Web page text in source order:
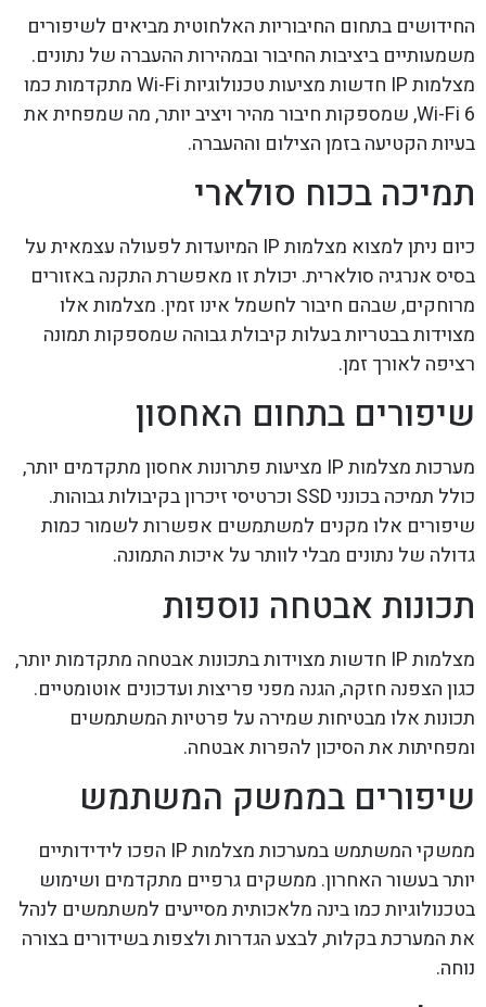
החידושים בתחום החיבוריות האלחוטית מביאים לשיפורים
משמעותיים ביציבות החיבור ובמהירות ההעברה של נתונים.
מצלמות IP חדשות מציעות טכנולוגיות Wi-Fi מתקדמות כמו
Wi-Fi 6, שמספקות חיבור מהיר ויציב יותר, מה שמפחית את
בעיות הקטיעה בזמן הצילום וההעברה.
תמיכה בכוח סולארי
כיום ניתן למצוא מצלמות IP המיועדות לפעולה עצמאית על
בסיס אנרגיה סולארית. יכולת זו מאפשרת התקנה באזורים
מרוחקים, שבהם חיבור לחשמל אינו זמין. מצלמות אלו
מצוידות בבטריות בעלות קיבולת גבוהה שמספקות תמונה
רציפה לאורך זמן.
שיפורים בתחום האחסון
מערכות מצלמות IP מציעות פתרונות אחסון מתקדמים יותר,
כולל תמיכה בכונני SSD וכרטיסי זיכרון בקיבולות גבוהות.
שיפורים אלו מקנים למשתמשים אפשרות לשמור כמות
גדולה של נתונים מבלי לוותר על איכות התמונה.
תכונות אבטחה נוספות
מצלמות IP חדשות מצוידות בתכונות אבטחה מתקדמות יותר,
כגון הצפנה חזקה, הגנה מפני פריצות ועדכונים אוטומטיים.
תכונות אלו מבטיחות שמירה על פרטיות המשתמשים
ומפחיתות את הסיכון להפרות אבטחה.
שיפורים בממשק המשתמש
ממשקי המשתמש במערכות מצלמות IP הפכו לידידותיים
יותר בעשור האחרון. ממשקים גרפיים מתקדמים ושימוש
בטכנולוגיות כמו בינה מלאכותית מסייעים למשתמשים לנהל
את המערכת בקלות, לבצע הגדרות ולצפות בשידורים בצורה
נוחה.